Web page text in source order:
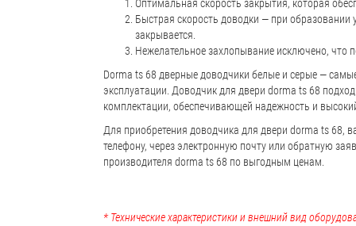
Оптимальная скорость закрытия, которая
Быстрая скорость доводки — при образовании
закрывается.
Нежелательное захлопывание исключено, что
Dorma ts 68 дверные доводчики белые и серые —
эксплуатации. Доводчик для двери dorma ts 68
комплектации, обеспечивающей надежность и
Для приобретения доводчика для двери dorma ts
телефону, через электронную почту или обратную
производителя dorma ts 68 по выгодным ценам.
* Технические характеристики и внешний вид